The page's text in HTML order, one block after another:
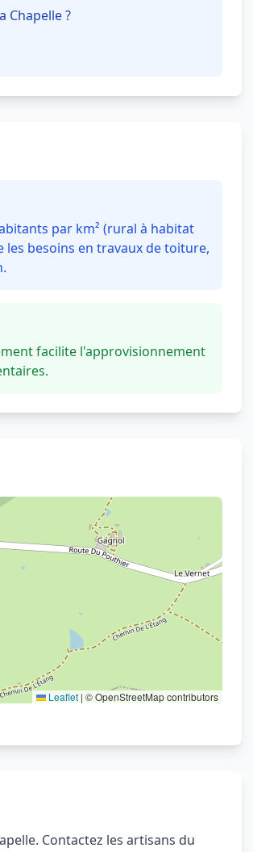
Chapelle ?
par km² (rural à habitat
besoins en travaux de toiture,
facilite l'approvisionnement
Leaflet | © OpenStreetMap contributors
Voir sur OpenStreetMap
Contactez les artisans du